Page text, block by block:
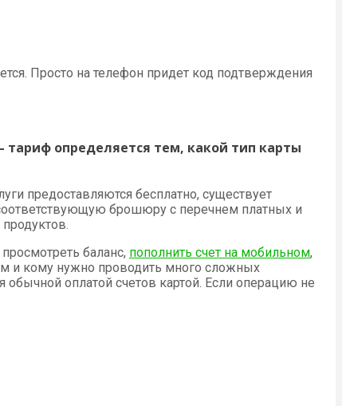
Просто на телефон придет код подтверждения
тариф определяется тем, какой тип карты
предоставляются бесплатно, существует
брошюру с перечнем платных и
баланс, пополнить счет на мобильном,
и кому нужно проводить много сложных
оплатой счетов картой. Если операцию не